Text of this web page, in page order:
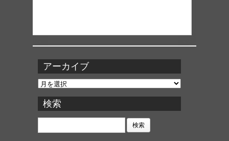
アーカイブ
ア
カ
イ
ブ
検索
検